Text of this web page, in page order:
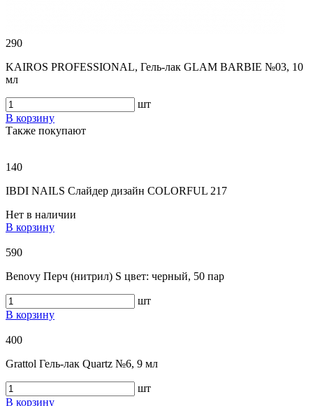
290
KAIROS PROFESSIONAL, Гель-лак GLAM BARBIE №03, 10
мл
шт
В корзину
Также покупают
140
IBDI NAILS Слайдер дизайн COLORFUL 217
Нет в наличии
В корзину
590
Benovy Перч (нитрил) S цвет: черный, 50 пар
шт
В корзину
400
Grattol Гель-лак Quartz №6, 9 мл
шт
В корзину